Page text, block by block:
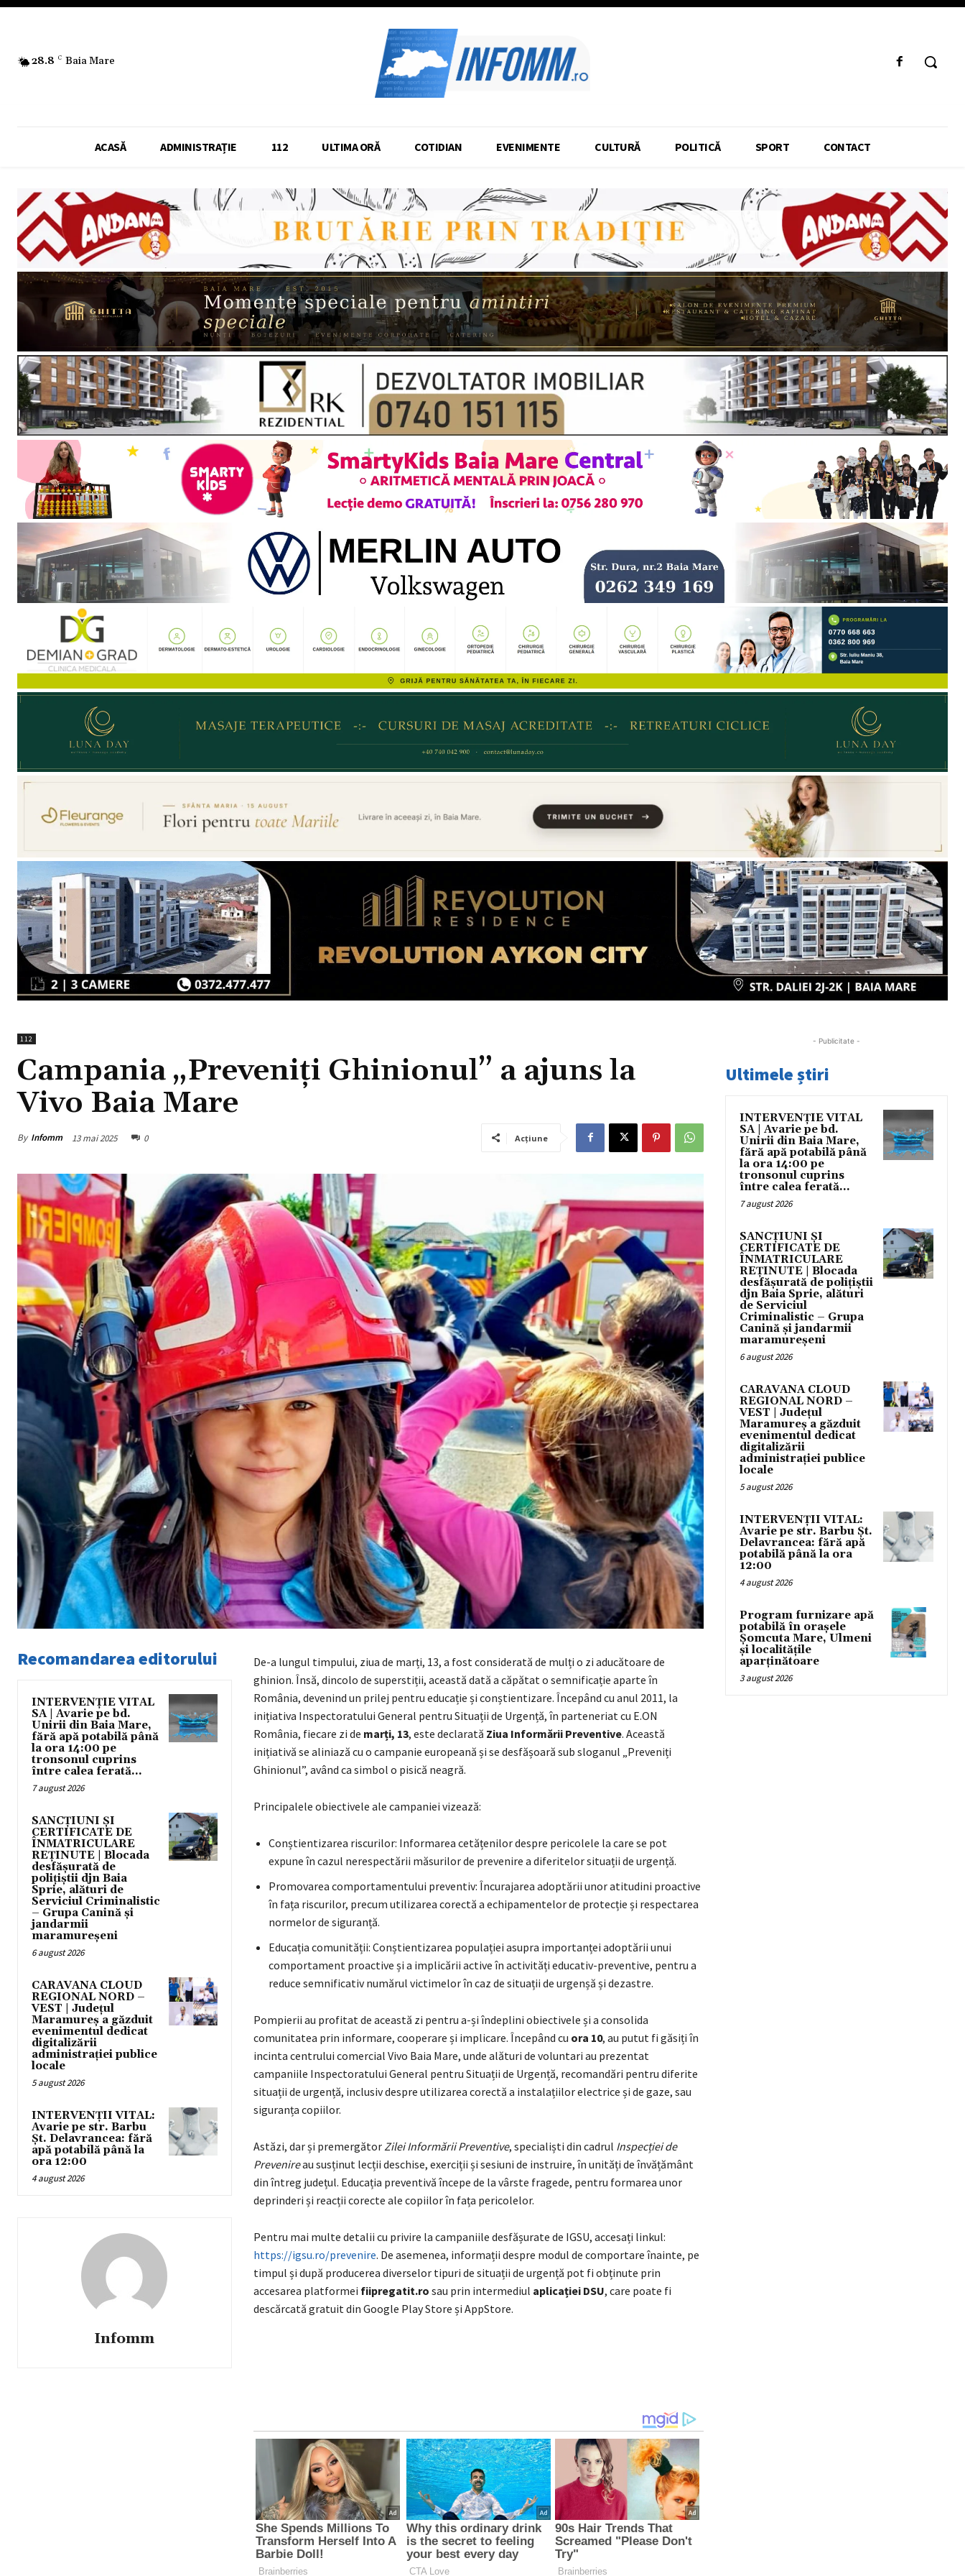
28.8 C Baia Mare
ACASĂ ADMINISTRAȚIE 112 ULTIMA ORĂ COTIDIAN EVENIMENTE CULTURĂ POLITICĂ SPORT CONTACT
112
Campania „Preveniți Ghinionul” a ajuns la
Vivo Baia Mare
By Infomm 13 mai 2025 0 Acțiune
Recomandarea editorului
INTERVENȚIE VITAL
SA | Avarie pe bd.
Unirii din Baia Mare,
fără apă potabilă până
la ora 14:00 pe
tronsonul cuprins
între calea ferată...
7 august 2026
SANCȚIUNI ȘI
CERTIFICATE DE
ÎNMATRICULARE
REȚINUTE | Blocada
desfășurată de
polițiștii djn Baia
Sprie, alături de
Serviciul Criminalistic
– Grupa Canină și
jandarmii
maramureșeni
6 august 2026
CARAVANA CLOUD
REGIONAL NORD –
VEST | Județul
Maramureș a găzduit
evenimentul dedicat
digitalizării
administrației publice
locale
5 august 2026
INTERVENȚII VITAL:
Avarie pe str. Barbu
Șt. Delavrancea: fără
apă potabilă până la
ora 12:00
4 august 2026
Infomm
De-a lungul timpului, ziua de marți, 13, a fost considerată de mulți o zi aducătoare de
ghinion. Însă, dincolo de superstiții, această dată a căpătat o semnificație aparte în
România, devenind un prilej pentru educație și conștientizare. Începând cu anul 2011, la
inițiativa Inspectoratului General pentru Situații de Urgență, în parteneriat cu E.ON
România, fiecare zi de marți, 13, este declarată Ziua Informării Preventive. Această
inițiativă se aliniază cu o campanie europeană și se desfășoară sub sloganul „Preveniți
Ghinionul”, având ca simbol o pisică neagră.
Principalele obiectivele ale campaniei vizează:
Conștientizarea riscurilor: Informarea cetățenilor despre pericolele la care se pot
expune în cazul nerespectării măsurilor de prevenire a diferitelor situații de urgență.
Promovarea comportamentului preventiv: Încurajarea adoptării unor atitudini proactive
în fața riscurilor, precum utilizarea corectă a echipamentelor de protecție și respectarea
normelor de siguranță.
Educația comunității: Conștientizarea populației asupra importanței adoptării unui
comportament proactive și a implicării active în activități educativ-preventive, pentru a
reduce semnificativ numărul victimelor în caz de situații de urgenșă și dezastre.
Pompierii au profitat de această zi pentru a-și îndeplini obiectivele și a consolida
comunitatea prin informare, cooperare și implicare. Începând cu ora 10, au putut fi găsiți în
incinta centrului comercial Vivo Baia Mare, unde alături de voluntari au prezentat
campaniile Inspectoratului General pentru Situații de Urgență, recomandări pentru diferite
situații de urgență, inclusiv despre utilizarea corectă a instalațiilor electrice și de gaze, sau
siguranța copiilor.
Astăzi, dar și premergător Zilei Informării Preventive, specialiști din cadrul Inspecției de
Prevenireau susținut lecții deschise, exerciții și sesiuni de instruire, în unități de învățământ
din întreg județul. Educația preventivă începe de la vârste fragede, pentru formarea unor
deprinderi și reacții corecte ale copiilor în fața pericolelor.
Pentru mai multe detalii cu privire la campaniile desfășurate de IGSU, accesați linkul:
https://igsu.ro/prevenire. De asemenea, informații despre modul de comportare înainte, pe
timpul și după producerea diverselor tipuri de situații de urgență pot fi obținute prin
accesarea platformei fiipregatit.ro sau prin intermediul aplicației DSU, care poate fi
descărcată gratuit din Google Play Store și AppStore.
- Publicitate -
Ultimele știri
INTERVENȚIE VITAL
SA | Avarie pe bd.
Unirii din Baia Mare,
fără apă potabilă până
la ora 14:00 pe
tronsonul cuprins
între calea ferată...
7 august 2026
SANCȚIUNI ȘI
CERTIFICATE DE
ÎNMATRICULARE
REȚINUTE | Blocada
desfășurată de polițiștii
djn Baia Sprie, alături
de Serviciul
Criminalistic – Grupa
Canină și jandarmii
maramureșeni
6 august 2026
CARAVANA CLOUD
REGIONAL NORD –
VEST | Județul
Maramureș a găzduit
evenimentul dedicat
digitalizării
administrației publice
locale
5 august 2026
INTERVENȚII VITAL:
Avarie pe str. Barbu Șt.
Delavrancea: fără apă
potabilă până la ora
12:00
4 august 2026
Program furnizare apă
potabilă în orașele
Șomcuta Mare, Ulmeni
și localitățile
aparținătoare
3 august 2026